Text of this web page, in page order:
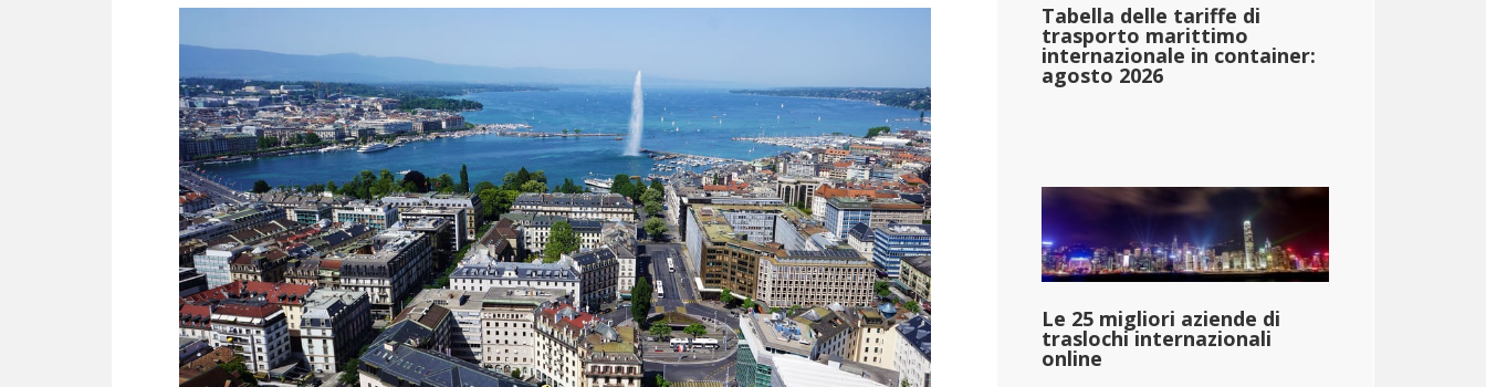
Tabella delle tariffe di
trasporto marittimo
internazionale in container:
agosto 2026
Le 25 migliori aziende di
traslochi internazionali
online